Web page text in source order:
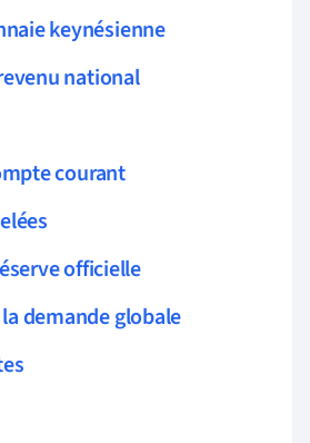
keynésienne
national
courant
officielle
demande globale